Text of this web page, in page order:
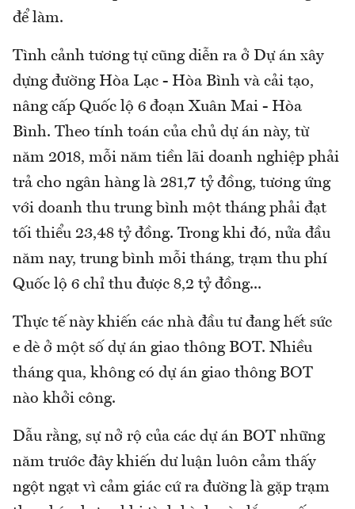
để làm.
Tình cảnh tương tự cũng diễn ra ở Dự án xây
dựng đường Hòa Lạc - Hòa Bình và cải tạo,
nâng cấp Quốc lộ 6 đoạn Xuân Mai - Hòa
Bình. Theo tính toán của chủ dự án này, từ
năm 2018, mỗi năm tiền lãi doanh nghiệp phải
trả cho ngân hàng là 281,7 tỷ đồng, tương ứng
với doanh thu trung bình một tháng phải đạt
tối thiểu 23,48 tỷ đồng. Trong khi đó, nửa đầu
năm nay, trung bình mỗi tháng, trạm thu phí
Quốc lộ 6 chỉ thu được 8,2 tỷ đồng...
Thực tế này khiến các nhà đầu tư đang hết sức
e dè ở một số dự án giao thông BOT. Nhiều
tháng qua, không có dự án giao thông BOT
nào khởi công.
Dẫu rằng, sự nở rộ của các dự án BOT những
năm trước đây khiến dư luận luôn cảm thấy
ngột ngạt vì cảm giác cứ ra đường là gặp trạm